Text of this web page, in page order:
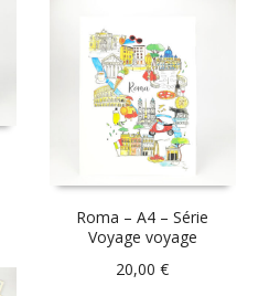
Roma – A4 – Série
Voyage voyage
20,00€